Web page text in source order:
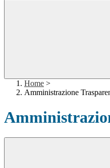
Home >
Amministrazione